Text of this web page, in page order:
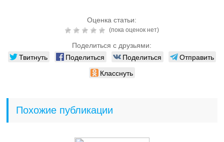
Оценка статьи:
(пока оценок нет)
Поделиться с друзьями:
Твитнуть Поделиться Поделиться
Отправить
Класснуть
Похожие публикации